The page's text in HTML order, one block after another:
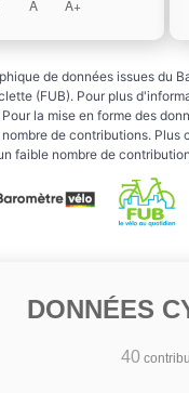
de données issues du
(FUB). Pour plus
Pour la mise en forme des
de contributions.
faible nombre de
DONNÉES
40